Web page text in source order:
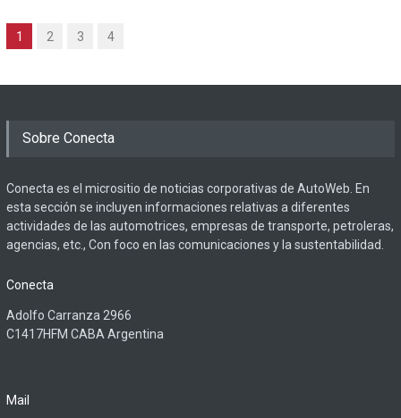
1 2 3 4
Sobre Conecta
Conecta es el micrositio de noticias corporativas de AutoWeb. En
esta sección se incluyen informaciones relativas a diferentes
actividades de las automotrices, empresas de transporte, petroleras,
agencias, etc., Con foco en las comunicaciones y la sustentabilidad.
Conecta
Adolfo Carranza 2966
C1417HFM CABA Argentina
Mail